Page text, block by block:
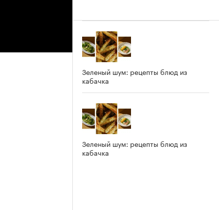
Зеленый шум: рецепты блюд из
кабачка
Зеленый шум: рецепты блюд из
кабачка